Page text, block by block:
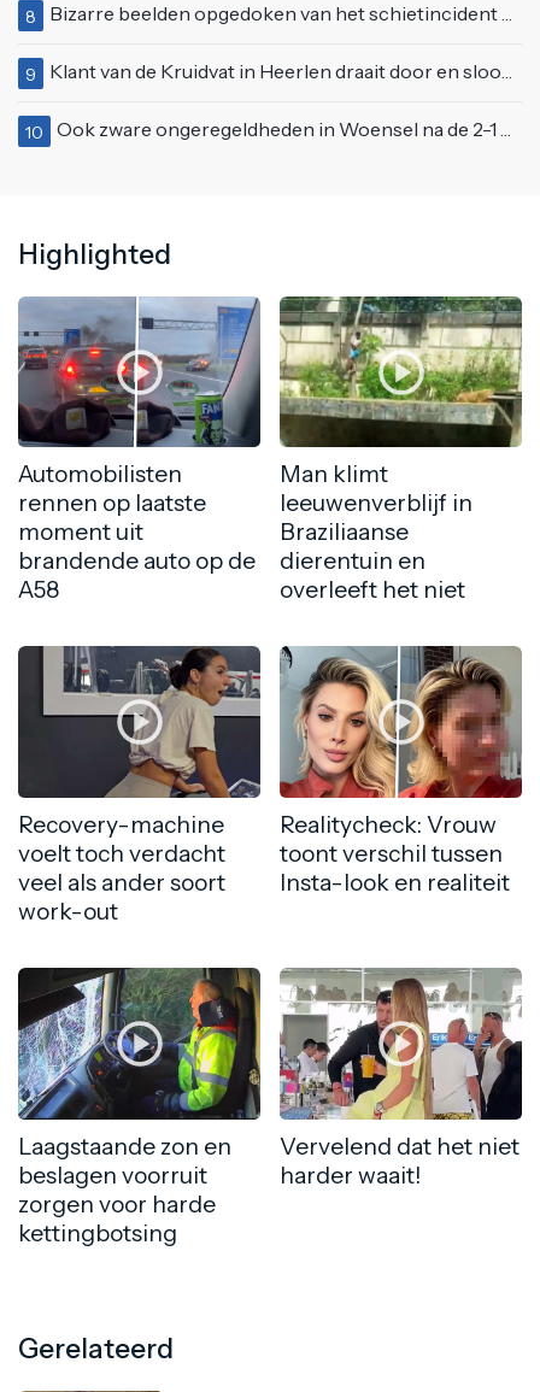
8 Bizarre beelden opgedoken van het schietincident Vinkhuizen Bar in Groningen
9 Klant van de Kruidvat in Heerlen draait door en sloopt de halve winkel
10 Ook zware ongeregeldheden in Woensel na de 2-1 overwinning op Turkije
Highlighted
Automobilisten
rennen op laatste
moment uit
brandende auto op de
A58
Man klimt
leeuwenverblijf in
Braziliaanse
dierentuin en
overleeft het niet
Recovery-machine
voelt toch verdacht
veel als ander soort
work-out
Realitycheck: Vrouw
toont verschil tussen
Insta-look en realiteit
Laagstaande zon en
beslagen voorruit
zorgen voor harde
kettingbotsing
Vervelend dat het niet
harder waait!
Gerelateerd